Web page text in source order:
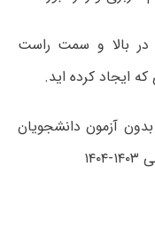
در بالا و سمت راست
ایجاد کرده اید.
آزمون دانشجویان